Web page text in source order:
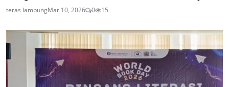
teras lampungMar 10, 2026 0 15